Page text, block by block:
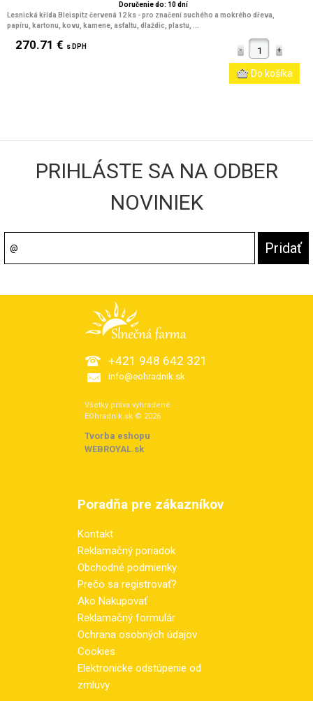
Doručenie do: 10 dní
Lesnická křída Bleispitz červená 12 ks - pro značení suchého a mokrého dřeva,
papíru, kartonu, kovu, kamene, asfaltu, dlaždic, plastu, ...
270.71 € s DPH
PRIHLÁSTE SA NA ODBER
NOVINIEK
+421 948 642 321
info@eohradnik.sk
Všetky práva vyhradené.
EOhradnik.sk © 2026
Tvorba eshopu:
WEBROYAL.sk
Poradňa pre zákazníkov
Kontakt
Reklamačný poriadok
Obchodné podmienky
Prečo sa registrovať?
Ako Nakupovať
Reklamačný formulár
Ochrana osobných údajov
Cookies
Elektronicke odstúpenie od
zmluvy